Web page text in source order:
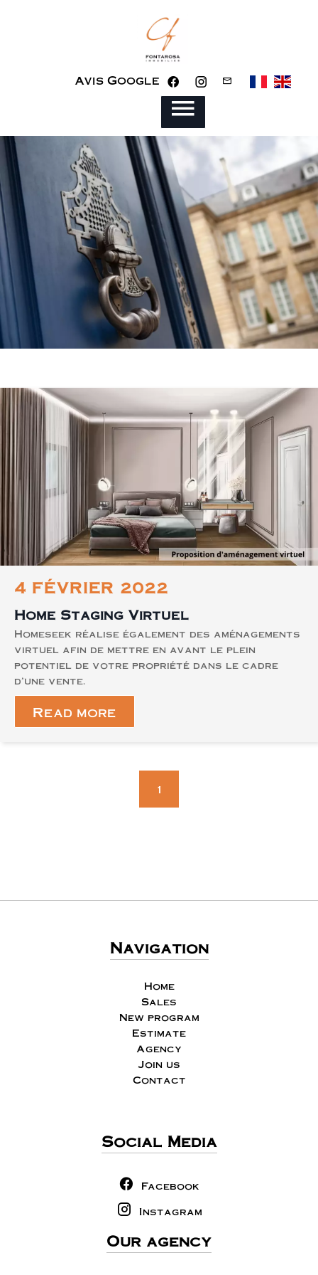
Avis Google
4 FÉVRIER 2022
Home Staging Virtuel
Homeseek réalise également des aménagements
virtuel afin de mettre en avant le plein
potentiel de votre propriété dans le cadre
d'une vente.
Read more
1
Navigation
Home
Sales
New program
Estimate
Agency
Join us
Contact
Social Media
Facebook
Instagram
Our agency